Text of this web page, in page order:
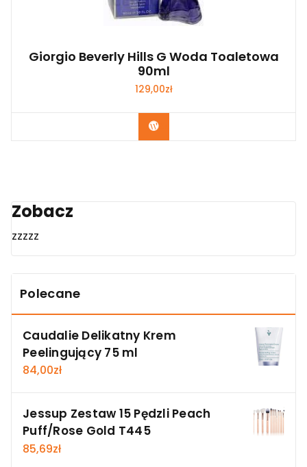
Giorgio Beverly Hills G Woda Toaletowa
90ml
129,00zł
Zobacz
Zobacz
zzzzz
Polecane
Caudalie Delikatny Krem
Peelingujący 75 ml
84,00zł
Jessup Zestaw 15 Pędzli Peach
Puff/Rose Gold T445
85,69zł